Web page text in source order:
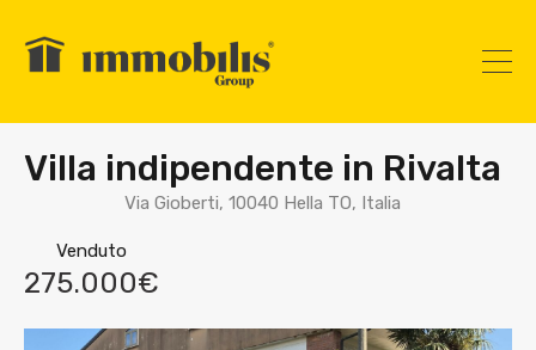
Villa indipendente in Rivalta
Via Gioberti, 10040 Hella TO, Italia
Venduto
275.000€